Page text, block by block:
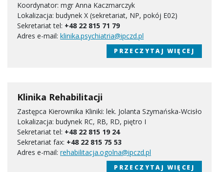
Koordynator: mgr Anna Kaczmarczyk
Lokalizacja: budynek X (sekretariat, NP, pokój E02)
Sekretariat tel: +48 22 815 71 79
Adres e-mail: klinika.psychiatria@ipczd.pl
PRZECZYTAJ WIĘCEJ
Klinika Rehabilitacji
Zastępca Kierownika Kliniki: lek. Jolanta Szymańska-Wcisło
Lokalizacja: budynek RC, RB, RD, piętro I
Sekretariat tel: +48 22 815 19 24
Sekretariat fax: +48 22 815 75 53
Adres e-mail: rehabilitacja.ogolna@ipczd.pl
PRZECZYTAJ WIĘCEJ